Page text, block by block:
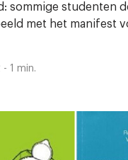
sommige studenten
met het manifest
1 min.